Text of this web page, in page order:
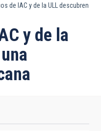
de IAC y de la ULL descubren
y de la